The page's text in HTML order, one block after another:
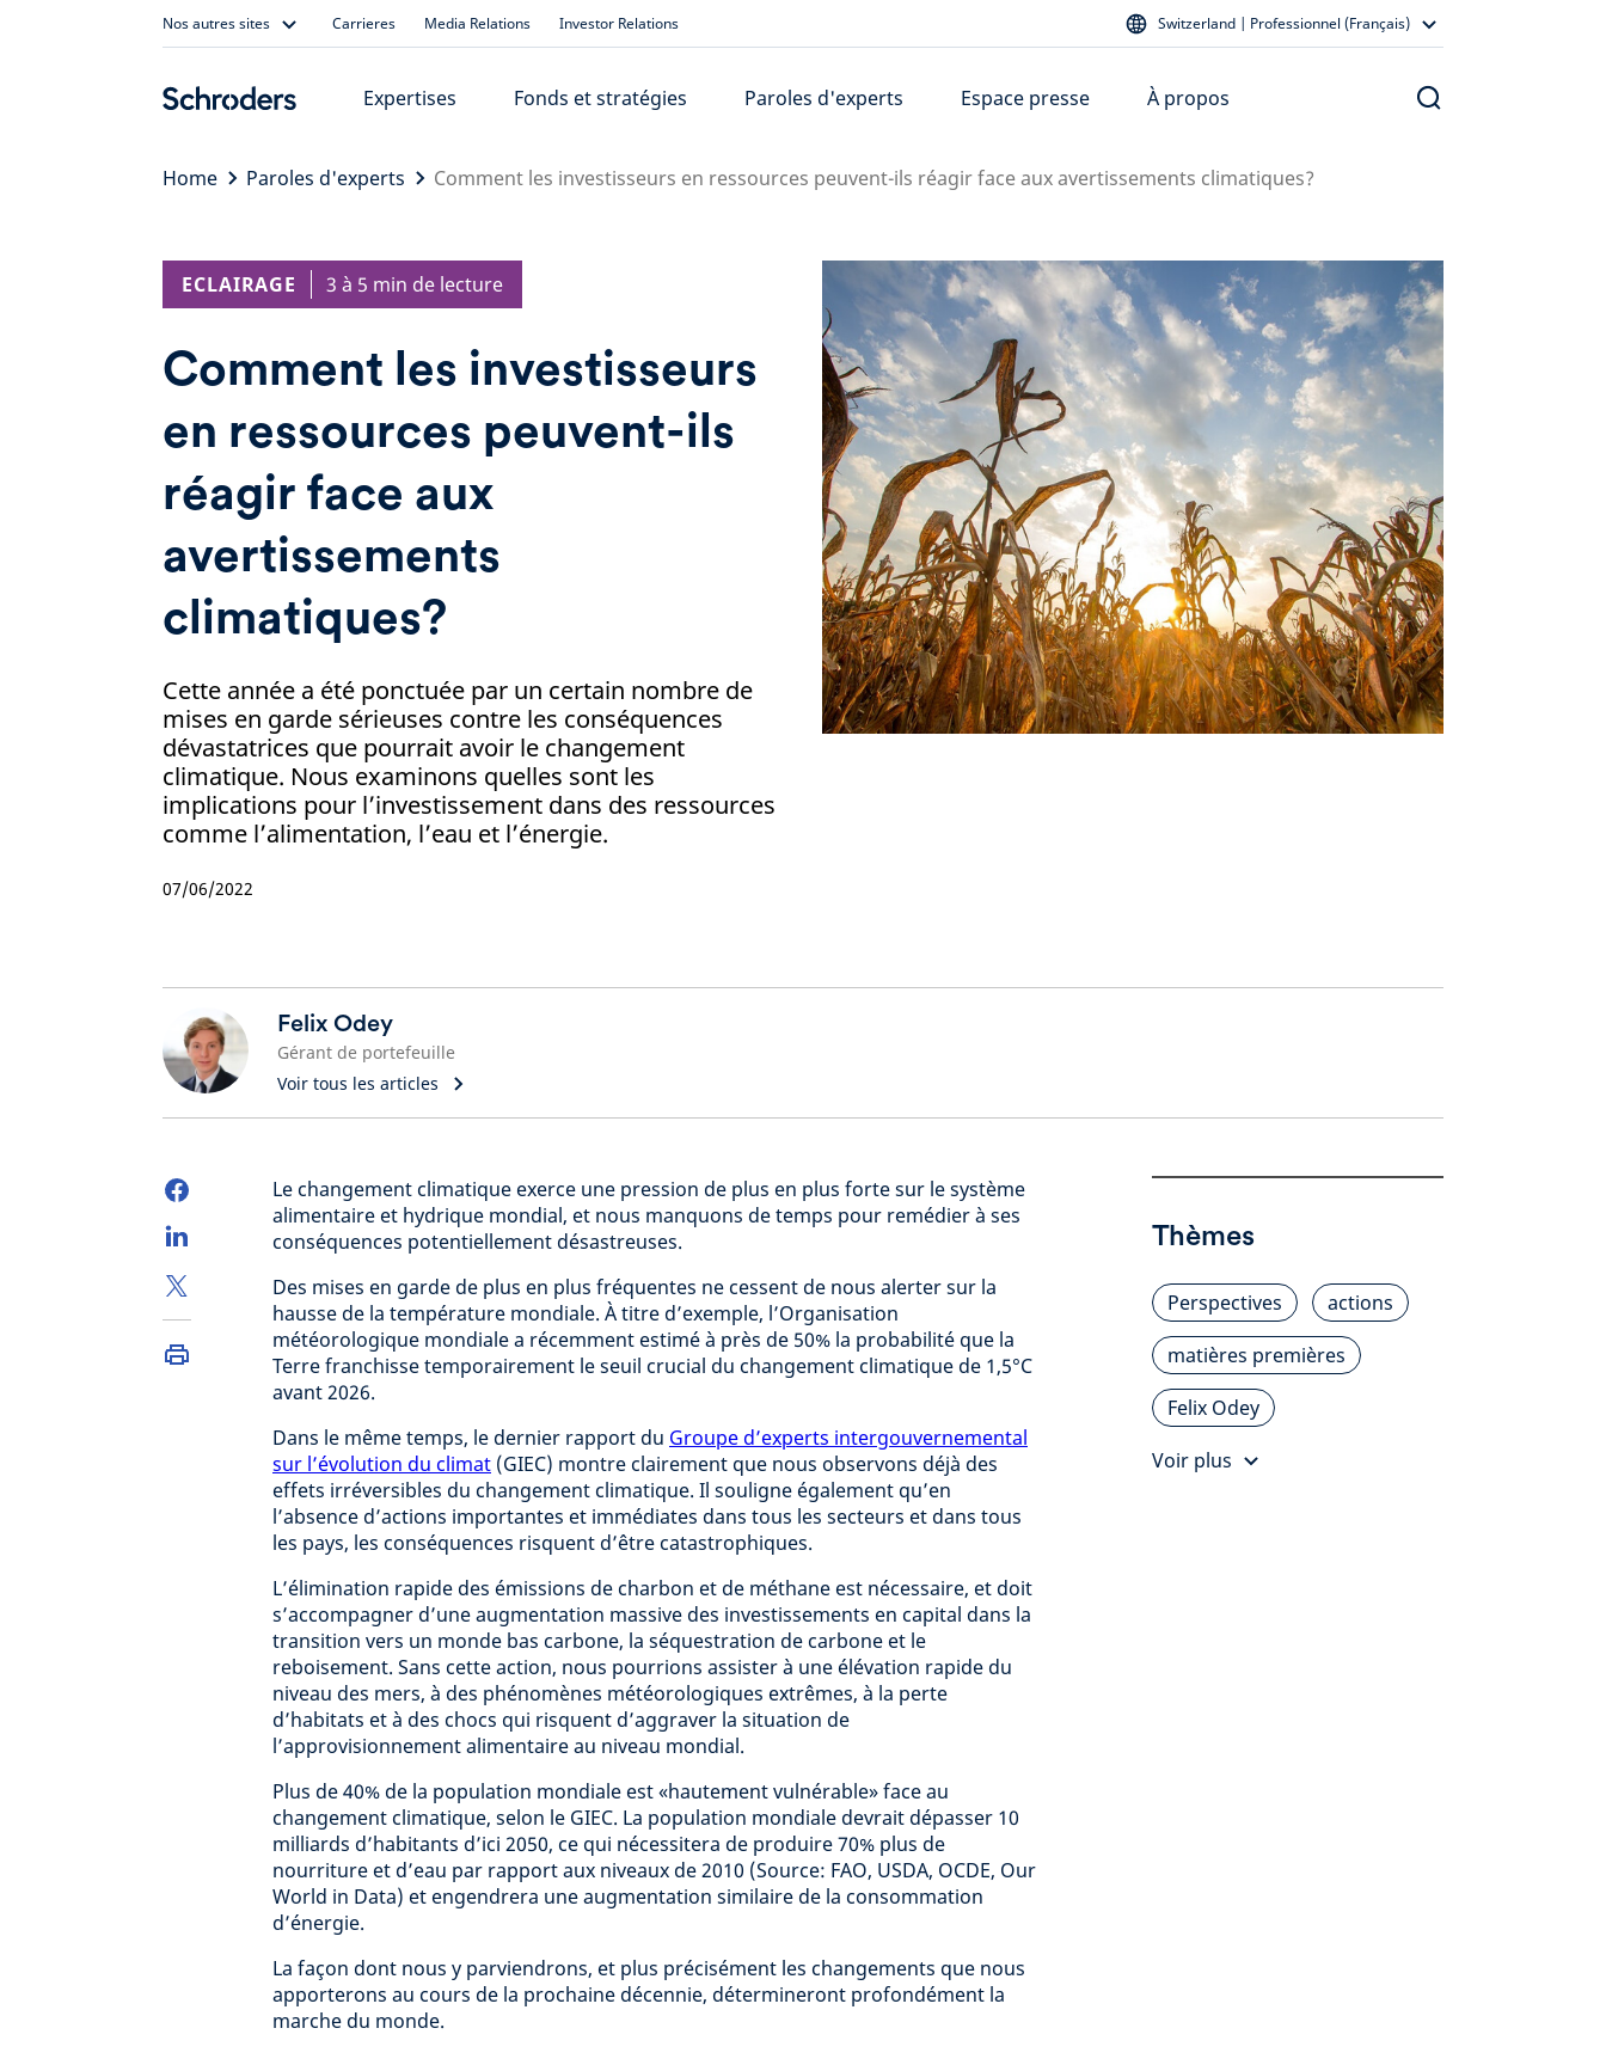
Nos autres sites Carrieres Media Relations Investor Relations Switzerland | Professionnel (Français)
Expertises Fonds et stratégies Paroles d'experts Espace presse À propos
Home Paroles d'experts Comment les investisseurs en ressources peuvent-ils réagir face aux avertissements climatiques?
ECLAIRAGE 3 à 5 min de lecture
Comment les investisseurs
en ressources peuvent-ils
réagir face aux
avertissements
climatiques?
Cette année a été ponctuée par un certain nombre de
mises en garde sérieuses contre les conséquences
dévastatrices que pourrait avoir le changement
climatique. Nous examinons quelles sont les
implications pour l’investissement dans des ressources
comme l’alimentation, l’eau et l’énergie.
07/06/2022
Felix Odey
Gérant de portefeuille
Voir tous les articles
Le changement climatique exerce une pression de plus en plus forte sur le système
alimentaire et hydrique mondial, et nous manquons de temps pour remédier à ses
conséquences potentiellement désastreuses.
Des mises en garde de plus en plus fréquentes ne cessent de nous alerter sur la
hausse de la température mondiale. À titre d’exemple, l’Organisation
météorologique mondiale a récemment estimé à près de 50% la probabilité que la
Terre franchisse temporairement le seuil crucial du changement climatique de 1,5°C
avant 2026.
Dans le même temps, le dernier rapport du Groupe d’experts intergouvernemental
sur l’évolution du climat (GIEC) montre clairement que nous observons déjà des
effets irréversibles du changement climatique. Il souligne également qu’en
l’absence d’actions importantes et immédiates dans tous les secteurs et dans tous
les pays, les conséquences risquent d’être catastrophiques.
L’élimination rapide des émissions de charbon et de méthane est nécessaire, et doit
s’accompagner d’une augmentation massive des investissements en capital dans la
transition vers un monde bas carbone, la séquestration de carbone et le
reboisement. Sans cette action, nous pourrions assister à une élévation rapide du
niveau des mers, à des phénomènes météorologiques extrêmes, à la perte
d’habitats et à des chocs qui risquent d’aggraver la situation de
l’approvisionnement alimentaire au niveau mondial.
Plus de 40% de la population mondiale est «hautement vulnérable» face au
changement climatique, selon le GIEC. La population mondiale devrait dépasser 10
milliards d’habitants d’ici 2050, ce qui nécessitera de produire 70% plus de
nourriture et d’eau par rapport aux niveaux de 2010 (Source: FAO, USDA, OCDE, Our
World in Data) et engendrera une augmentation similaire de la consommation
d’énergie.
La façon dont nous y parviendrons, et plus précisément les changements que nous
apporterons au cours de la prochaine décennie, détermineront profondément la
marche du monde.
Thèmes
Perspectives
actions
matières premières
Felix Odey
Voir plus